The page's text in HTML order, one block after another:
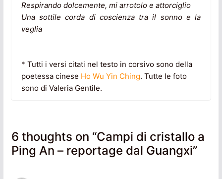
Respirando dolcemente, mi arrotolo e attorciglio
Una sottile corda di coscienza tra il sonno e la
veglia
* Tutti i versi citati nel testo in corsivo sono della
poetessa cinese Ho Wu Yin Ching. Tutte le foto
sono di Valeria Gentile.
6 thoughts on “Campi di cristallo a
Ping An – reportage dal Guangxi”